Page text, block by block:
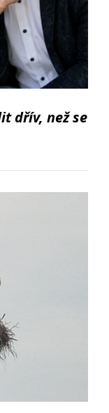
dřív, než se